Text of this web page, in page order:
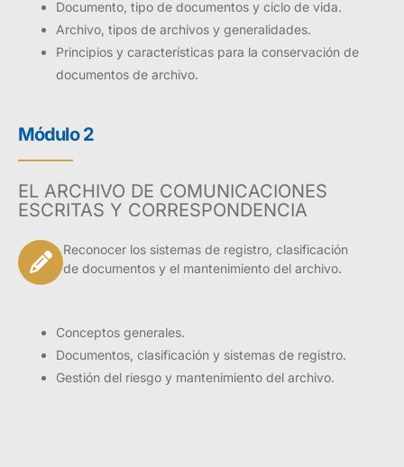
Documento, tipo de documentos y ciclo de vida.
Archivo, tipos de archivos y generalidades.
Principios y características para la conservación de
documentos de archivo.
Módulo 2
EL ARCHIVO DE COMUNICACIONES
ESCRITAS Y CORRESPONDENCIA
Reconocer los sistemas de registro, clasificación
de documentos y el mantenimiento del archivo.
Conceptos generales.
Documentos, clasificación y sistemas de registro.
Gestión del riesgo y mantenimiento del archivo.